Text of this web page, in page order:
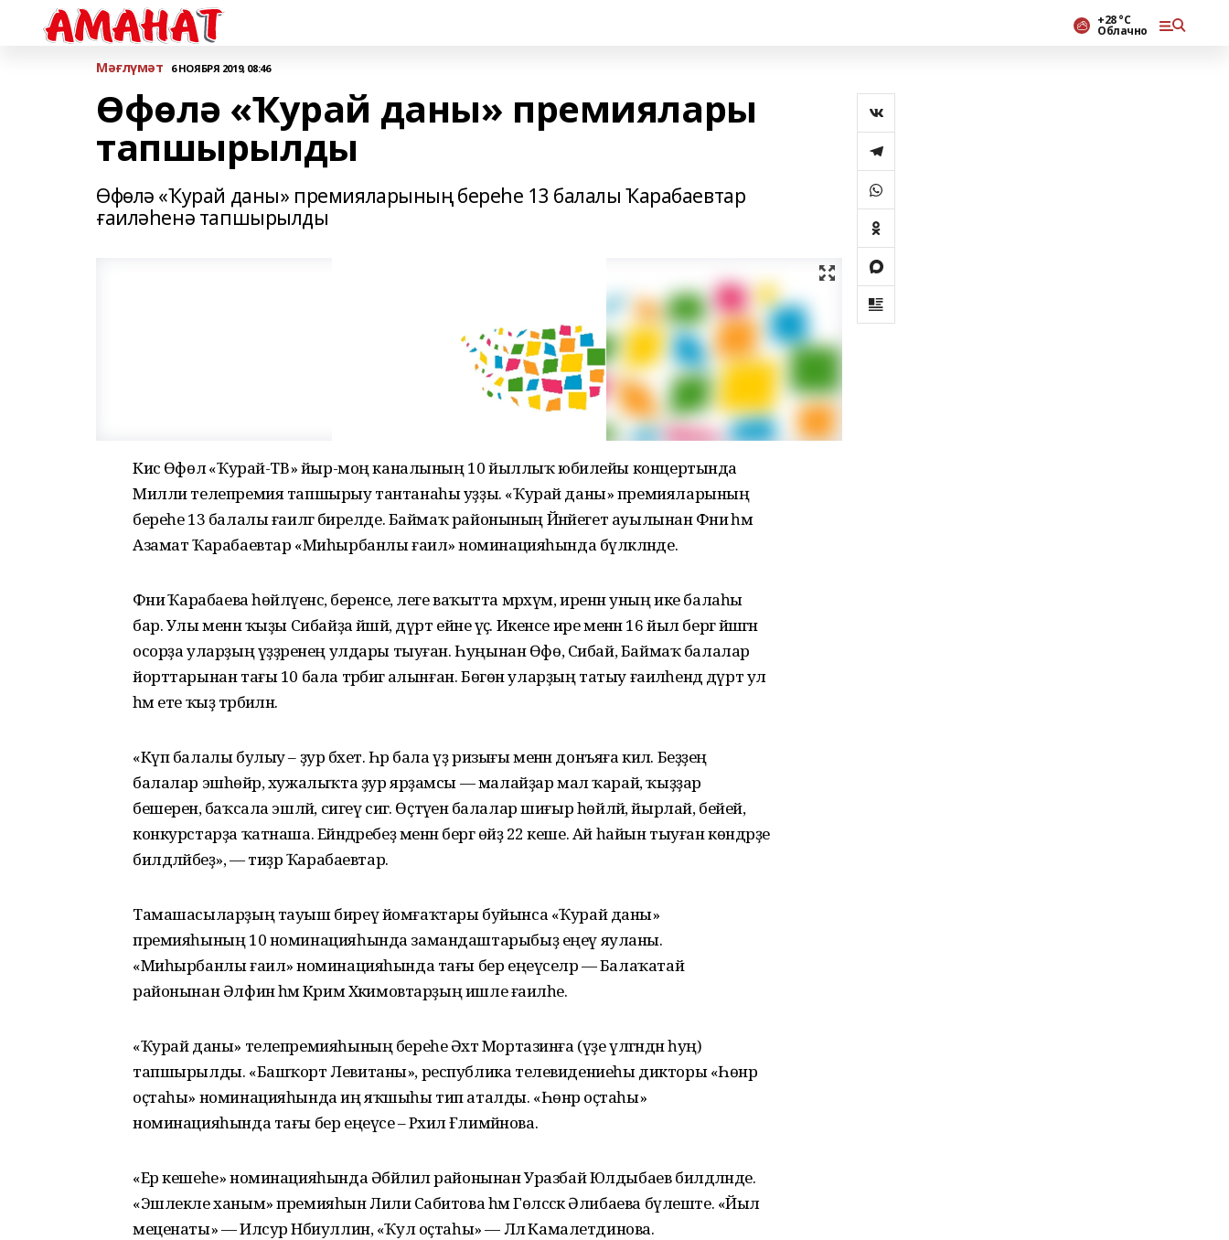
+28 °С
Облачно
Мәғлүмәт 6 НОЯБРЯ 2019, 08:46
Өфөлә «Ҡурай даны» премиялары
тапшырылды
Өфөлә «Ҡурай даны» премияларының береһе 13 балалы Ҡарабаевтар
ғаиләһенә тапшырылды
Кисә Өфөлә «Ҡурай-ТВ» йыр-моң каналының 10 йыллыҡ юбилейы концертында
Милли телепремия тапшырыу тантанаһы уҙҙы. «Ҡурай даны» премияларының
береһе 13 балалы ғаиләгә бирелде. Баймаҡ районының Йәнйегет ауылынан Фәниә һәм
Азамат Ҡарабаевтар «Миһырбанлы ғаилә» номинацияһында бүләкләнде.
Фәниә Ҡарабаева һөйләүенсә, беренсе, әлеге ваҡытта мәрхүм, иренән уның ике балаһы
бар. Улы менән ҡыҙы Сибайҙа йәшәй, дүрт ейәне үҫә. Икенсе ире менән 16 йыл бергә йәшәгән
осорҙа уларҙың үҙҙәренең улдары тыуған. Һуңынан Өфө, Сибай, Баймаҡ балалар
йорттарынан тағы 10 бала тәрбиәгә алынған. Бөгөн уларҙың татыу ғаиләһендә дүрт ул
һәм ете ҡыҙ тәрбиәләнә.
«Күп балалы булыу – ҙур бәхет. Һәр бала үҙ ризығы менән донъяға килә. Беҙҙең
балалар эшһөйәр, хужалыҡта ҙур ярҙамсы — малайҙар мал ҡарай, ҡыҙҙар
бешеренә, баҡсала эшләй, сигеү сигә. Өҫтәүенә балалар шиғыр һөйләй, йырлай, бейей,
конкурстарҙа ҡатнаша. Ейәндәребеҙ менән бергә өйҙә 22 кеше. Ай һайын тыуған көндәрҙе
билдәләйбеҙ», — тиҙәр Ҡарабаевтар.
Тамашасыларҙың тауыш биреү йомғаҡтары буйынса «Ҡурай даны»
премияһының 10 номинацияһында замандаштарыбыҙ еңеү яуланы.
«Миһырбанлы ғаилә» номинацияһында тағы бер еңеүселәр — Балаҡатай
районынан Әлфинә һәм Кәрим Хәкимовтарҙың ишле ғаиләһе.
«Ҡурай даны» телепремияһының береһе Әхәт Мортазинға (үҙе үлгәндән һуң)
тапшырылды. «Башҡорт Левитаны», республика телевидениеһы дикторы «Һөнәр
оҫтаһы» номинацияһында иң яҡшыһы тип аталды. «Һөнәр оҫтаһы»
номинацияһында тағы бер еңеүсе – Рәхилә Ғәлимйәнова.
«Ер кешеһе» номинацияһында Әбйәлил районынан Уразбай Юлдыбаев билдәләнде.
«Эшлекле ханым» премияһын Лилиә Сабитова һәм Гөлсәсәк Әлибаева бүлеште. «Йыл
меценаты» — Илсур Нәбиуллин, «Ҡул оҫтаһы» — Ләлә Камалетдинова.